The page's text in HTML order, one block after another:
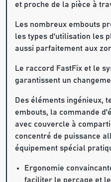
et proche de la pièce à
Les nombreux embouts
les types d'utilisation les
aussi parfaitement aux
Le raccord FastFix et le
garantissent un
Des éléments ingénieux,
embouts, la commande
avec couvercle à
concentré de puissance
équipement spécial
Ergonomie
faciliter le perçage et